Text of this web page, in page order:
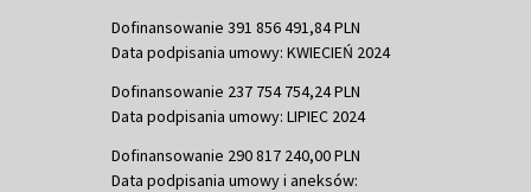
Dofinansowanie 391 856 491,84 PLN
Data podpisania umowy: KWIECIEŃ 2024
Dofinansowanie 237 754 754,24 PLN
Data podpisania umowy: LIPIEC 2024
Dofinansowanie 290 817 240,00 PLN
Data podpisania umowy i aneksów: